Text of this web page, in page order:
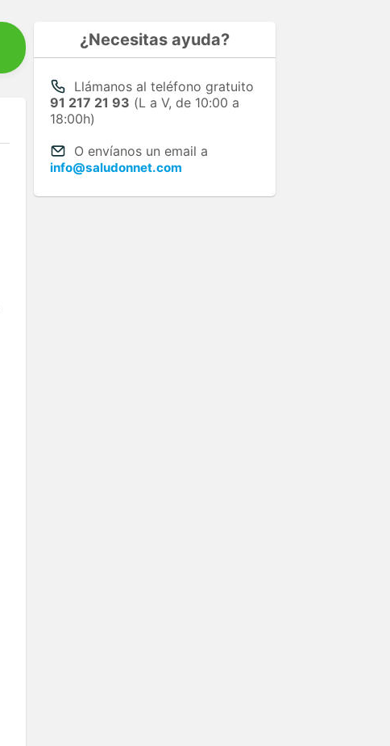
¿Necesitas ayuda?
Llámanos al teléfono gratuito
91 217 21 93 (L a V, de 10:00 a
18:00h)
O envíanos un email a
info@saludonnet.com